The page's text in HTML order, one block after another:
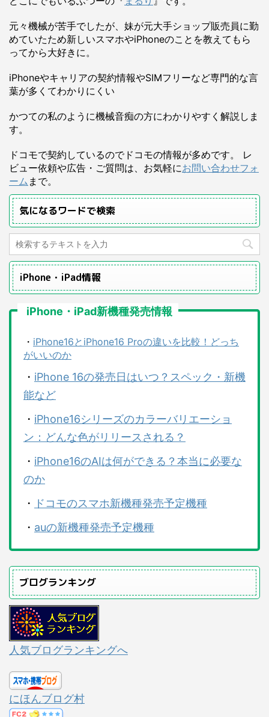
元々機械が苦手でしたが、妹が元大手ショップ販売員に勤
めていたため新しいスマホやiPhoneのことを教えてもら
ってから大好きに。
iPhoneやキャリアの契約情報やSIMフリーなど専門的な言
葉が多くてわかりにくい
かつての私のように機械音痴の方にわかりやすく解説しま
す。
ドコモで契約しているのでドコモの情報が多めです。 レ
ビュー依頼や広告・ご質問は、お気軽にお問い合わせフォ
ーム まで。
気になるワードで検索
iPhone・iPad情報
iPhone・iPad新機種発売情報
・ iPhone16とiPhone16 Proの違いを比較！どっち
がいいのか
・ iPhone 16の発売日はいつ？スペック・新機
能など
・ iPhone16シリーズのカラーバリエーショ
ン：どんな色がリリースされる？
・ iPhone16のAIは何ができる？本当に必要な
のか
・
ドコモのスマホ新機種発売予定機種
・ auの新機種発売予定機種
ブログランキング
人気ブログランキングへ
にほんブログ村